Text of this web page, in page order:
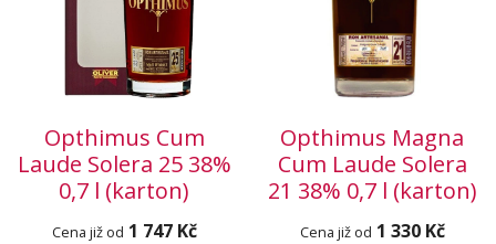
Opthimus Cum
Laude Solera 25 38%
0,7 l (karton)
Cena již od 1 747 Kč
Opthimus Magna
Cum Laude Solera
21 38% 0,7 l (karton)
Cena již od 1 330 Kč